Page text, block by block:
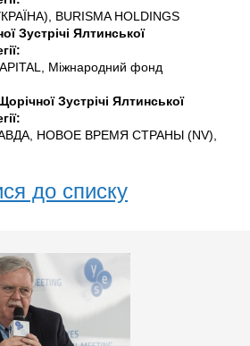
BURISMA HOLDINGS
Зустрічі Ялтинської
Міжнародний фонд
Зустрічі Ялтинської
НОВОЕ ВРЕМЯ СТРАНЫ (NV),
до списку